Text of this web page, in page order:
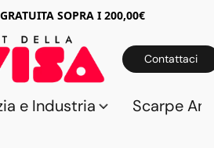
SOPRA I 200,00€
Contattaci
e Industria Scarpe